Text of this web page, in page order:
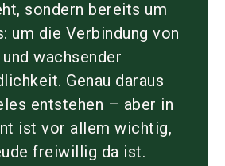
sondern bereits um
um die Verbindung von
wachsender
Genau daraus
entstehen – aber in
ist vor allem wichtig,
freiwillig da ist.